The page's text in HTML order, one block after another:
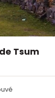
Tsum